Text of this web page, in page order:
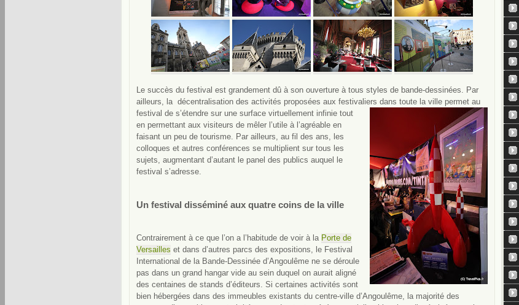
Le succès du festival est grandement dû à son ouverture à tous styles de bande-dessinées. Par
ailleurs, la décentralisation des activités proposées aux festivaliers dans toute la ville permet au
festival de s’étendre sur une surface virtuellement infinie tout
en permettant aux visiteurs de mêler l’utile à l’agréable en
faisant un peu de tourisme. Par ailleurs, au fil des ans, les
colloques et autres conférences se multiplient sur tous les
sujets, augmentant d’autant le panel des publics auquel le
festival s’adresse.
Un festival disséminé aux quatre coins de la ville
Contrairement à ce que l’on a l’habitude de voir à la Porte de
Versailles et dans d’autres parcs des expositions, le Festival
International de la Bande-Dessinée d’Angoulême ne se déroule
pas dans un grand hangar vide au sein duquel on aurait aligné
des centaines de stands d’éditeurs. Si certaines activités sont
bien hébergées dans des immeubles existants du centre-ville d’Angoulême, la majorité des